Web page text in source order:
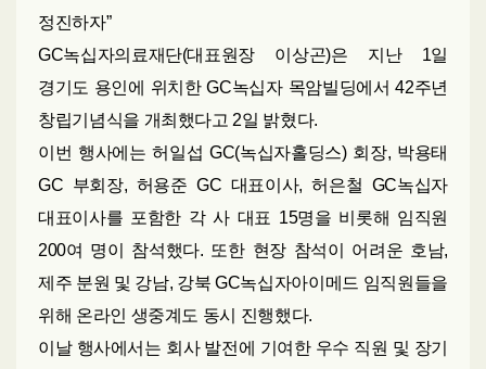
정진하자”
GC녹십자의료재단(대표원장 이상곤)은 지난 1일
경기도 용인에 위치한 GC녹십자 목암빌딩에서 42주년
창립기념식을 개최했다고 2일 밝혔다.
이번 행사에는 허일섭 GC(녹십자홀딩스) 회장, 박용태
GC 부회장, 허용준 GC 대표이사, 허은철 GC녹십자
대표이사를 포함한 각 사 대표 15명을 비롯해 임직원
200여 명이 참석했다. 또한 현장 참석이 어려운 호남,
제주 분원 및 강남, 강북 GC녹십자아이메드 임직원들을
위해 온라인 생중계도 동시 진행했다.
이날 행사에서는 회사 발전에 기여한 우수 직원 및 장기